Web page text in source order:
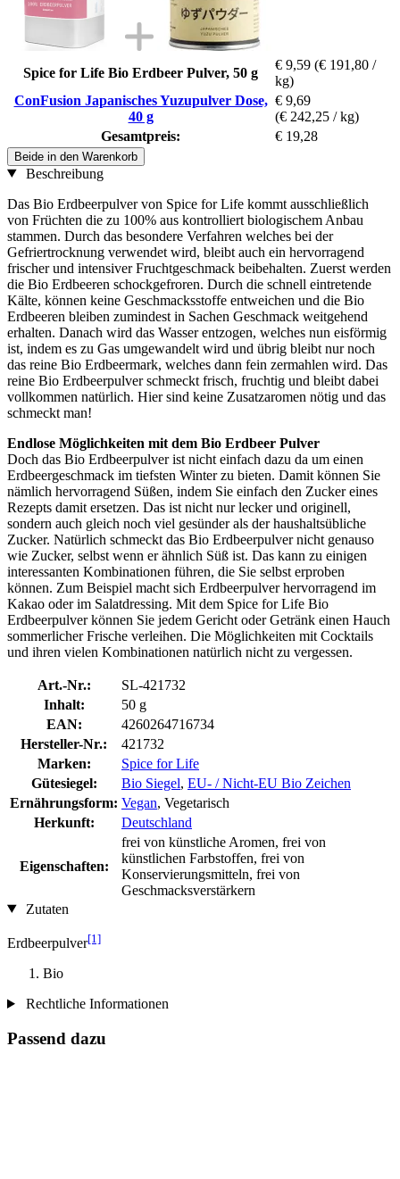
Spice for Life Bio Erdbeer Pulver, 50 g
€ 9,59 (€ 191,80 /
kg)
ConFusion Japanisches Yuzupulver Dose,
40 g
€ 9,69
(€ 242,25 / kg)
Gesamtpreis:
€ 19,28
Beide in den Warenkorb
Beschreibung
Das Bio Erdbeerpulver von Spice for Life kommt ausschließlich
von Früchten die zu 100% aus kontrolliert biologischem Anbau
stammen. Durch das besondere Verfahren welches bei der
Gefriertrocknung verwendet wird, bleibt auch ein hervorragend
frischer und intensiver Fruchtgeschmack beibehalten. Zuerst werden
die Bio Erdbeeren schockgefroren. Durch die schnell eintretende
Kälte, können keine Geschmacksstoffe entweichen und die Bio
Erdbeeren bleiben zumindest in Sachen Geschmack weitgehend
erhalten. Danach wird das Wasser entzogen, welches nun eisförmig
ist, indem es zu Gas umgewandelt wird und übrig bleibt nur noch
das reine Bio Erdbeermark, welches dann fein zermahlen wird. Das
reine Bio Erdbeerpulver schmeckt frisch, fruchtig und bleibt dabei
vollkommen natürlich. Hier sind keine Zusatzaromen nötig und das
schmeckt man!
Endlose Möglichkeiten mit dem Bio Erdbeer Pulver
Doch das Bio Erdbeerpulver ist nicht einfach dazu da um einen
Erdbeergeschmack im tiefsten Winter zu bieten. Damit können Sie
nämlich hervorragend Süßen, indem Sie einfach den Zucker eines
Rezepts damit ersetzen. Das ist nicht nur lecker und originell,
sondern auch gleich noch viel gesünder als der haushaltsübliche
Zucker. Natürlich schmeckt das Bio Erdbeerpulver nicht genauso
wie Zucker, selbst wenn er ähnlich Süß ist. Das kann zu einigen
interessanten Kombinationen führen, die Sie selbst erproben
können. Zum Beispiel macht sich Erdbeerpulver hervorragend im
Kakao oder im Salatdressing. Mit dem Spice for Life Bio
Erdbeerpulver können Sie jedem Gericht oder Getränk einen Hauch
sommerlicher Frische verleihen. Die Möglichkeiten mit Cocktails
und ihren vielen Kombinationen natürlich nicht zu vergessen.
Art.-Nr.:
SL-421732
Inhalt:
50 g
EAN:
4260264716734
Hersteller-Nr.:
421732
Marken:
Spice for Life
Gütesiegel:
Bio Siegel, EU- / Nicht-EU Bio Zeichen
Ernährungsform: Vegan, Vegetarisch
Herkunft:
Deutschland
Eigenschaften:
frei von künstliche Aromen, frei von
künstlichen Farbstoffen, frei von
Konservierungsmitteln, frei von
Geschmacksverstärkern
Zutaten
Erdbeerpulver[1]
Bio
Rechtliche Informationen
Passend dazu